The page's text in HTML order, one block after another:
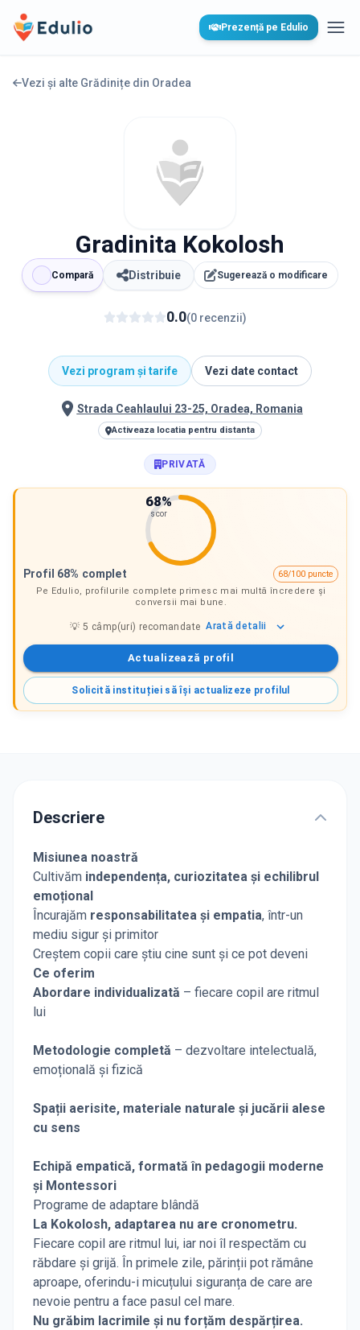
Edulio Prezență pe Edulio
Vezi și alte Grădinițe din Oradea
Gradinita Kokolosh
Compară Distribuie Sugerează o modificare
0.0(0 recenzii)
Vezi program și tarife Vezi date contact
Strada Ceahlaului 23-25, Oradea, Romania
Activeaza locatia pentru distanta
PRIVATĂ
68%
scor
Profil 68% complet
68/100 puncte
Pe Edulio, profilurile complete primesc mai multă încredere și
conversii mai bune.
💡5 câmp(uri) recomandate Arată detalii
Actualizează profil
Solicită instituției să își actualizeze profilul
Descriere
Misiunea noastră
Cultivăm independența, curiozitatea și echilibrul
emoțional
Încurajăm responsabilitatea și empatia, într-un
mediu sigur și primitor
Creștem copii care știu cine sunt și ce pot deveni
Ce oferim
Abordare individualizată – fiecare copil are ritmul
lui
Metodologie completă – dezvoltare intelectuală,
emoțională și fizică
Spații aerisite, materiale naturale și jucării alese
cu sens
Echipă empatică, formată în pedagogii moderne
și Montessori
Programe de adaptare blândă
La Kokolosh, adaptarea nu are cronometru.
Fiecare copil are ritmul lui, iar noi îl respectăm cu
răbdare și grijă. În primele zile, părinții pot rămâne
aproape, oferindu-i micuțului siguranța de care are
nevoie pentru a face pasul cel mare.
Nu grăbim lacrimile și nu forțăm despărțirea.